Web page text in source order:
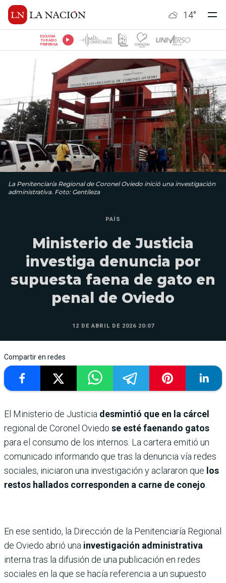
14°
ESCUCHÁ
TU RADIO
PREFERIDA
La Penitenciaría Regional de Coronel Oviedo inició una investigación
administrativa. Foto: Gentileza
PAÍS
Ministerio de Justicia
investiga denuncia por
supuesta faena de gato en
penal de Oviedo
12 DE ABRIL DE 2026 20:07
Compartir en redes
El Ministerio de Justicia desmintió que en la cárcel
regional de Coronel Oviedo se esté faenando gatos
para el consumo de los internos. La cartera emitió un
comunicado informando que tras la denuncia vía redes
sociales, iniciaron una investigación y aclararon que los
restos hallados corresponden a carne de conejo
En ese sentido, la Dirección de la Penitenciaría Regional
de Oviedo abrió una investigación administrativa
interna tras la difusión de una publicación en redes
sociales en la que se hacía referencia a un supuesto